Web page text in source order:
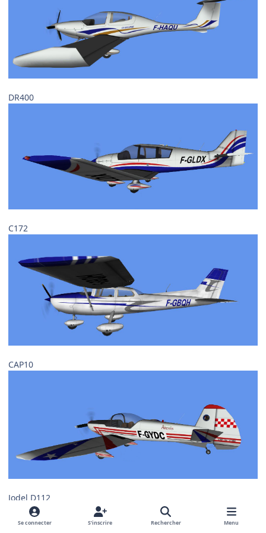
DR400
C172
CAP10
Jodel D112
Se connecter S’inscrire Rechercher Menu